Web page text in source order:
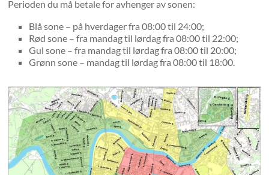
Perioden du må betale for avhenger av sonen:
Blå sone – på hverdager fra 08:00 til 24:00;
Rød sone – fra mandag til lørdag fra 08:00 til 22:00;
Gul sone – fra mandag til lørdag fra 08:00 til 20:00;
Grønn sone – mandag til lørdag fra 08:00 til 18:00.